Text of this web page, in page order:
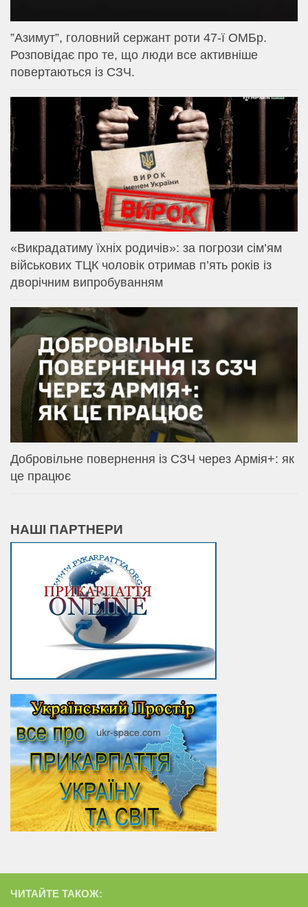
⁨”Азимут”, головний сержант роти 47-ї ОМБр.
Розповідає про те, що люди все активніше
повертаються із СЗЧ.
«Викрадатиму їхніх родичів»: за погрози сім’ям
військових ТЦК чоловік отримав п’ять років із
дворічним випробуванням
Добровільне повернення із СЗЧ через Армія+: як
це працює
НАШІ ПАРТНЕРИ
ЧИТАЙТЕ ТАКОЖ: